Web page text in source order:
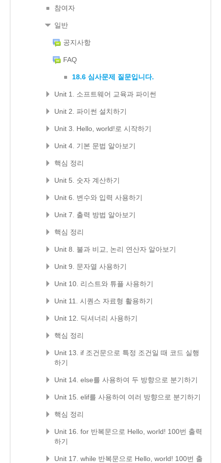
참여자
일반
공지사항
FAQ
18.6 심사문제 질문입니다.
Unit 1. 소프트웨어 교육과 파이썬
Unit 2. 파이썬 설치하기
Unit 3. Hello, world!로 시작하기
Unit 4. 기본 문법 알아보기
핵심 정리
Unit 5. 숫자 계산하기
Unit 6. 변수와 입력 사용하기
Unit 7. 출력 방법 알아보기
핵심 정리
Unit 8. 불과 비교, 논리 연산자 알아보기
Unit 9. 문자열 사용하기
Unit 10. 리스트와 튜플 사용하기
Unit 11. 시퀀스 자료형 활용하기
Unit 12. 딕셔너리 사용하기
핵심 정리
Unit 13. if 조건문으로 특정 조건일 때 코드 실행
하기
Unit 14. else를 사용하여 두 방향으로 분기하기
Unit 15. elif를 사용하여 여러 방향으로 분기하기
핵심 정리
Unit 16. for 반복문으로 Hello, world! 100번 출력
하기
Unit 17. while 반복문으로 Hello, world! 100번 출